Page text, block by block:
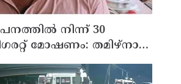
നിന്ന് 30
മോഷണം: തമിഴ്‌നാട്